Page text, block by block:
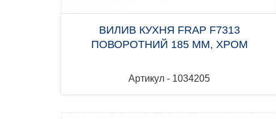
ВИЛИВ КУХНЯ FRAP F7313
ПОВОРОТНИЙ 185 ММ, ХРОМ
Артикул - 1034205